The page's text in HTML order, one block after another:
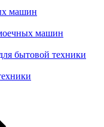
машин
машин
бытовой техники